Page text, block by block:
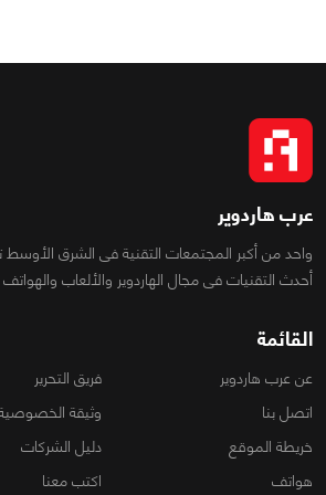
عرب هاردوير
واحد من أكبر المجتمعات التقنية فى الشرق
أحدث التقنيات فى مجال الهاردوير والألعاب والهواتف
القائمة
عن عرب هاردوير
فريق التحرير
اتصل بنا
وثيقة
خريطة الموقع
دليل الشركات
هواتف
اكتب معنا